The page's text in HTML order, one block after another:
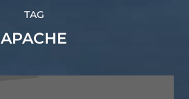
TAG
APACHE